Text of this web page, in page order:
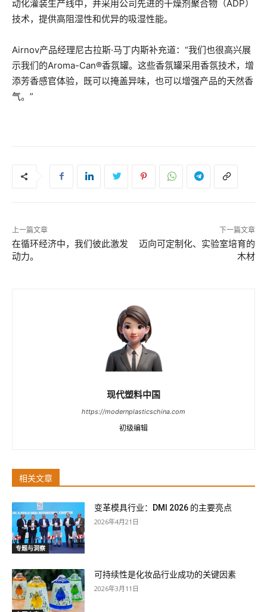
动化灌装生产线中，并采用公司先进的干燥剂聚合物（ADP）
技术，提供高阻湿性和优异的吸湿性能。
Airnov产品经理尼古拉斯·马丁内斯补充道：“我们也很高兴展
示我们的Aroma-Can®香氛罐。这些香氛罐采用香氛技术，增
添芳香感官体验，既可以掩盖异味，也可以增强产品的天然香
气。”
上一篇文章
在循环经济中，我们彼此激发
动力。
下一篇文章
迈向可定制化、实验室培育的
木材
现代塑料中国
https://modernplasticschina.com
初级编辑
相关文章
专题与洞察
变革模具行业：DMI 2026 的主要亮点
2026年4月21日
可持续性是化妆品行业成功的关键因素
2026年3月11日